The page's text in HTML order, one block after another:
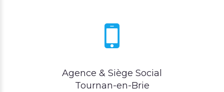
Agence & Siège Social
Tournan-en-Brie